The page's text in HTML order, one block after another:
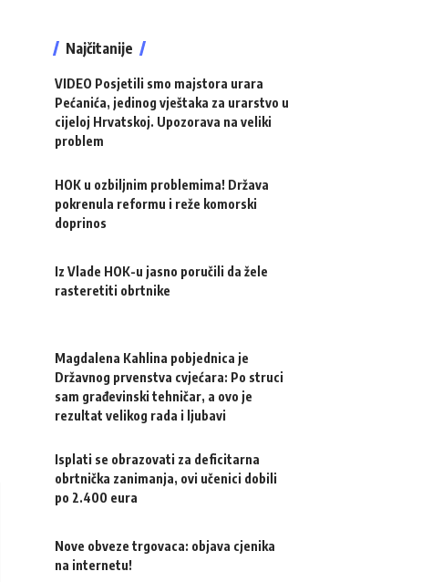
Najčitanije
VIDEO Posjetili smo majstora urara
Pećanića, jedinog vještaka za urarstvo u
cijeloj Hrvatskoj. Upozorava na veliki
problem
HOK u ozbiljnim problemima! Država
pokrenula reformu i reže komorski
doprinos
Iz Vlade HOK-u jasno poručili da žele
rasteretiti obrtnike
Magdalena Kahlina pobjednica je
Državnog prvenstva cvjećara: Po struci
sam građevinski tehničar, a ovo je
rezultat velikog rada i ljubavi
Isplati se obrazovati za deficitarna
obrtnička zanimanja, ovi učenici dobili
po 2.400 eura
Nove obveze trgovaca: objava cjenika
na internetu!